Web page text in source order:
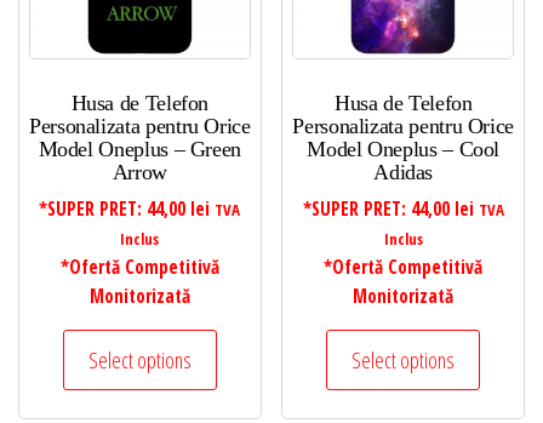
Husa de Telefon
Personalizata pentru Orice
Model Oneplus – Green
Arrow
*SUPER PRET: 44,00 lei TVA
Inclus
*Ofertă Competitivă
Monitorizată
Select options
Husa de Telefon
Personalizata pentru Orice
Model Oneplus – Cool
Adidas
*SUPER PRET: 44,00 lei TVA
Inclus
*Ofertă Competitivă
Monitorizată
Select options